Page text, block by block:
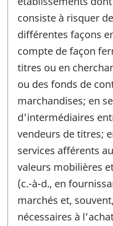
consiste à risquer
différentes façons
compte de façon
titres ou en
ou des fonds de
marchandises; en
d'intermédiaires
vendeurs de titres;
services afférents
valeurs mobilières
(c.-à-d., en
marchés et,
nécessaires à